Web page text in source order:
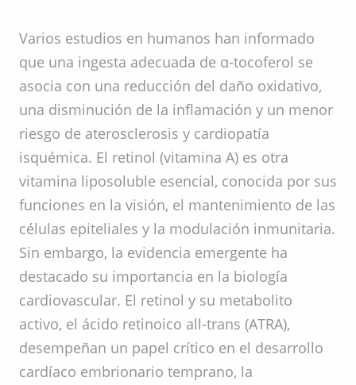
Varios estudios en humanos han informado
que una ingesta adecuada de α-tocoferol se
asocia con una reducción del daño oxidativo,
una disminución de la inflamación y un menor
riesgo de aterosclerosis y cardiopatía
isquémica. El retinol (vitamina A) es otra
vitamina liposoluble esencial, conocida por sus
funciones en la visión, el mantenimiento de las
células epiteliales y la modulación inmunitaria.
Sin embargo, la evidencia emergente ha
destacado su importancia en la biología
cardiovascular. El retinol y su metabolito
activo, el ácido retinoico all-trans (ATRA),
desempeñan un papel crítico en el desarrollo
cardíaco embrionario temprano, la